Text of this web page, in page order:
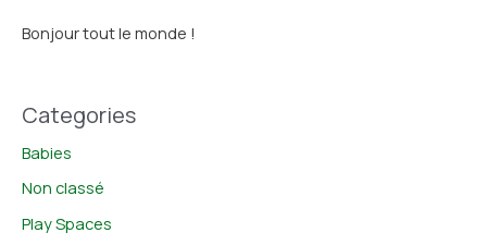
Bonjour tout le monde !
Categories
Babies
Non classé
Play Spaces